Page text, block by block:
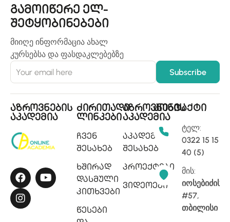
გამოიწერე ელ-
შეტყობინებები
მიიღე ინფორმაცია ახალ
კურსებსა და ფასდაკლებებზე
აზროვნების
აკადემია
ძირითადი
ლინკები
ჩვენ
შესახებ
ხშირად
დასმული
კითხვები
წესები
აზროვნების
აკადემია
აკადემიის
შესახებ
პროექტები
ვიდეოები
კონტაქტი
ტელ:
0322 15 15
40 (5)
მის:
იოსებიძის
#57,
თბილისი